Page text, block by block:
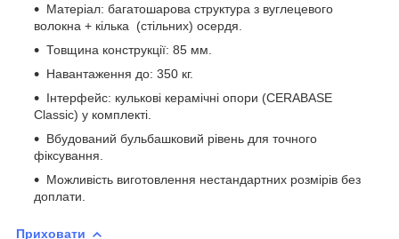
Матеріал: багатошарова структура з вуглецевого
волокна + кілька (стільних) осердя.
Товщина конструкції: 85 мм.
Навантаження до: 350 кг.
Інтерфейс: кулькові керамічні опори (CERABASE
Classic) у комплекті.
Вбудований бульбашковий рівень для точного
фіксування.
Можливість виготовлення нестандартних розмірів без
доплати.
Приховати